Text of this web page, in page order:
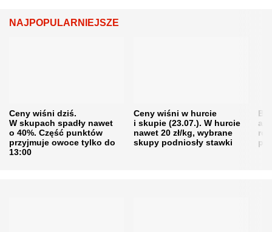
NAJPOPULARNIEJSZE
Ceny wiśni dziś.
W skupach spadły nawet
o 40%. Część punktów
przyjmuje owoce tylko do
13:00
Ceny wiśni w hurcie
i skupie (23.07.). W hurcie
nawet 20 zł/kg, wybrane
skupy podniosły stawki